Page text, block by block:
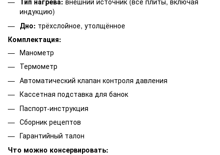
индукцию)
Дно: трёхслойное, утолщённое
Комплектация:
Манометр
Термометр
Автоматический клапан контроля давления
Кассетная подставка для банок
Паспорт-инструкция
Сборник рецептов
Гарантийный талон
Что можно консервировать: